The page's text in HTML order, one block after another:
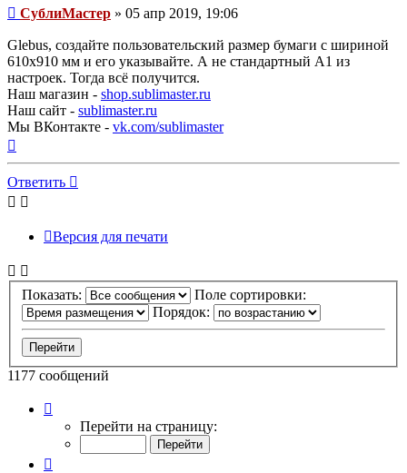
Непрочитанное
сообщение
СублиМастер » 05 апр 2019, 19:06
Glebus, создайте пользовательский размер бумаги с шириной
610х910 мм и его указывайте. А не стандартный А1 из
настроек. Тогда всё получится.
Наш магазин - shop.sublimaster.ru
Наш сайт - sublimaster.ru
Мы ВКонтакте - vk.com/sublimaster
началу
Ответить
Версия для печати
Показать:
Поле сортировки:
Порядок:
1177 сообщений
85
Перейти на страницу: